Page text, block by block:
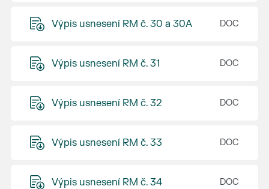
Výpis usnesení RM č. 30 a 30A
Výpis usnesení RM č. 31
Výpis usnesení RM č. 32
Výpis usnesení RM č. 33
Výpis usnesení RM č. 34